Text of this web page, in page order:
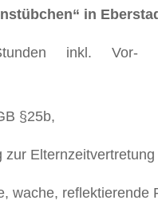
in
inkl. Vor-
§25b,
zur Elternzeitvertretung
wache,